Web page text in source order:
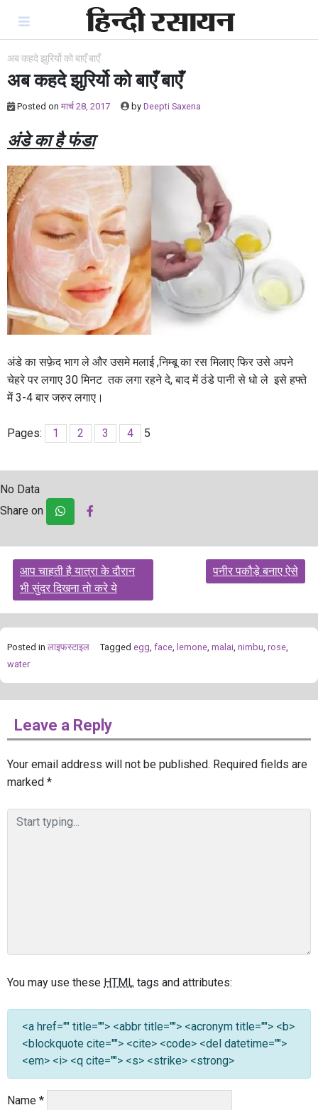
content
अब कहदे झुरिर्यो को बाएँ बाएँ
अब कहदे झुरिर्यो को बाएँ बाएँ
Posted on मार्च 28, 2017 by Deepti Saxena
अंडे का है फंडा
अंडे का सफ़ेद भाग ले और उसमे मलाई ,निम्बू का रस मिलाए फिर उसे अपने
चेहरे पर लगाए 30 मिनट तक लगा रहने दे, बाद में ठंडे पानी से धो ले इसे हफ्ते
में 3-4 बार जरुर लगाए।
Pages: 1 2 3 4 5
No Data
Share on
Post
navigation
आप चाहती है यात्रा के दौरान
भी सुंदर दिखना तो करे ये
पनीर पकौड़े बनाए ऐसे
Posted in लाइफस्टाइल Tagged egg face lemone malai nimbu rose
water
Leave a Reply
Your email address will not be published. Required fields are
marked *
You may use these HTML tags and attributes:
<a href="" title=""> <abbr title=""> <acronym title=""> <b>
<blockquote cite=""> <cite> <code> <del datetime="">
<em> <i> <q cite=""> <s> <strike> <strong>
Name *